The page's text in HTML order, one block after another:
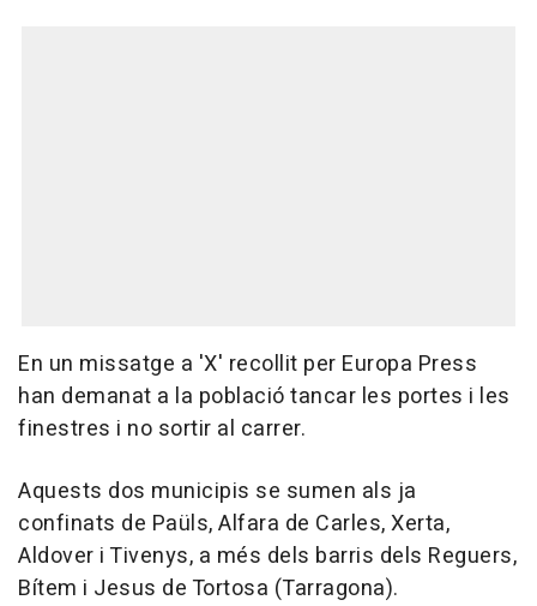
En un missatge a 'X' recollit per Europa Press
han demanat a la població tancar les portes i les
finestres i no sortir al carrer.
Aquests dos municipis se sumen als ja
confinats de Paüls, Alfara de Carles, Xerta,
Aldover i Tivenys, a més dels barris dels Reguers,
Bítem i Jesus de Tortosa (Tarragona).